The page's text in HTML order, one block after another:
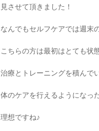
見させて頂きました！
なんでもセルフケアでは週末
こちらの方は最初はとても状
治療とトレーニングを積んで
体のケアを行えるようになっ
理想ですね♪